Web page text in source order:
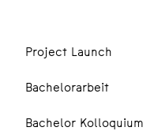
Project Launch
Bachelorarbeit
Bachelor Kolloquium